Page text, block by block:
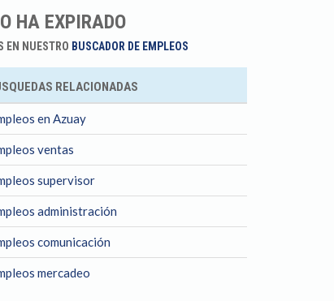
HA EXPIRADO
EN NUESTRO BUSCADOR DE EMPLEOS
RELACIONADAS
en Azuay
ventas
supervisor
administración
comunicación
mercadeo